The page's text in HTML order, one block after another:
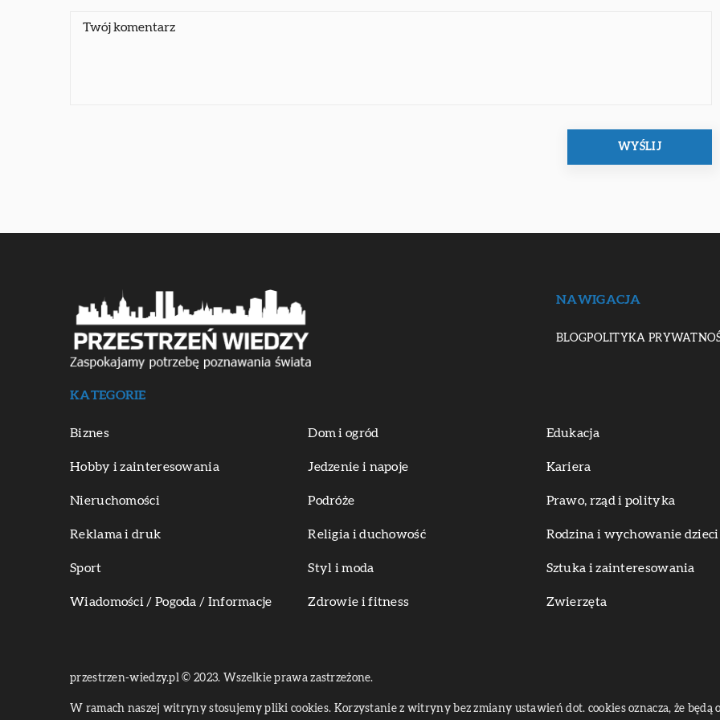
NAWIGACJA
BLOGPOLITYKA
KATEGORIE
Biznes Dom i ogród Edukacja
Hobby i zainteresowania Jedzenie i napoje Kariera
Nieruchomości Podróże Prawo, rząd i polityka
Reklama i druk Religia i duchowość Rodzina i wychowanie dzieci
Sport Styl i moda Sztuka i zainteresowania
Wiadomości / Pogoda / Informacje Zdrowie i fitness Zwierzęta
przestrzen-wiedzy.pl © 2023. Wszelkie prawa zastrzeżone.
W ramach naszej witryny stosujemy pliki cookies. Korzystanie z witryny bez zmiany ustawień dot. cookies oznacza, że będą